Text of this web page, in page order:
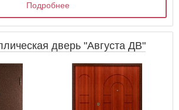
Подробнее
дверь "Августа ДВ"